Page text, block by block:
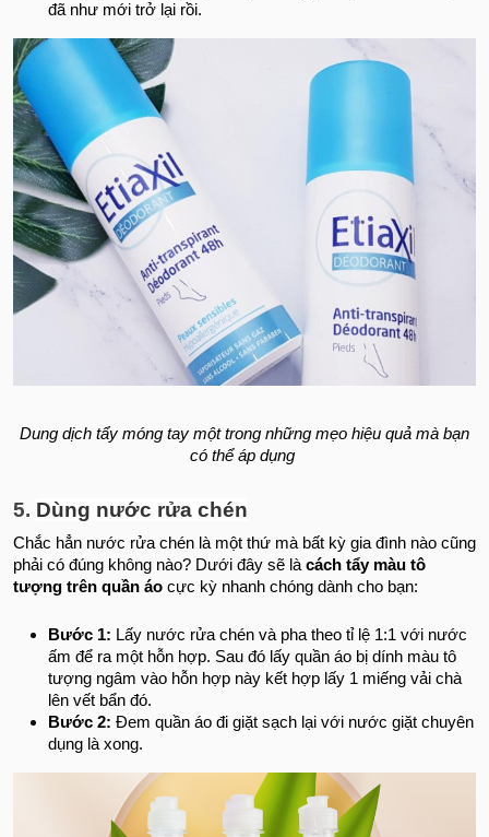
đã như mới trở lại rồi.
Dung dịch tẩy móng tay một trong những mẹo hiệu quả mà bạn
có thể áp dụng
5. Dùng nước rửa chén
Chắc hẳn nước rửa chén là một thứ mà bất kỳ gia đình nào cũng
phải có đúng không nào? Dưới đây sẽ là cách tẩy màu tô
tượng trên quần áo cực kỳ nhanh chóng dành cho bạn:
Bước 1: Lấy nước rửa chén và pha theo tỉ lệ 1:1 với nước
ấm để ra một hỗn hợp. Sau đó lấy quần áo bị dính màu tô
tượng ngâm vào hỗn hợp này kết hợp lấy 1 miếng vải chà
lên vết bẩn đó.
Bước 2: Đem quần áo đi giặt sạch lại với nước giặt chuyên
dụng là xong.